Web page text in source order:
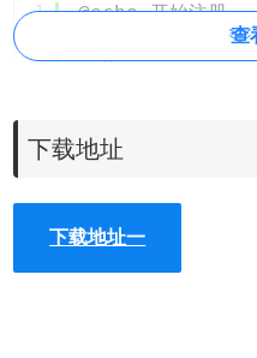
1
3
@echo 开始注册
copy
regsvr32
查
下载地址
下载地址一